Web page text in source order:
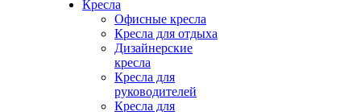
Кресла
Офисные кресла
Кресла для отдыха
Дизайнерские
кресла
Кресла для
руководителей
Кресла для